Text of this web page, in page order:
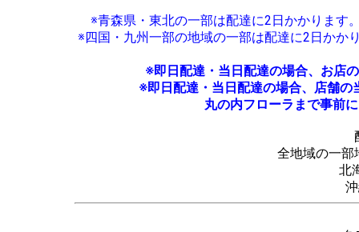
※青森県・東北の一部は配達に2日かかります
※四国・九州一部の地域の一部は配達に2日かか
※即日配達・当日配達の場合、お店
※即日配達・当日配達の場合、店舗
丸の内フローラまで事前に
全地域の一部
北